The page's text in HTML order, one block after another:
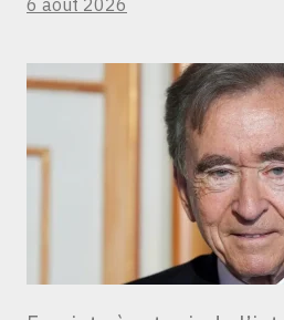
6 août 2026